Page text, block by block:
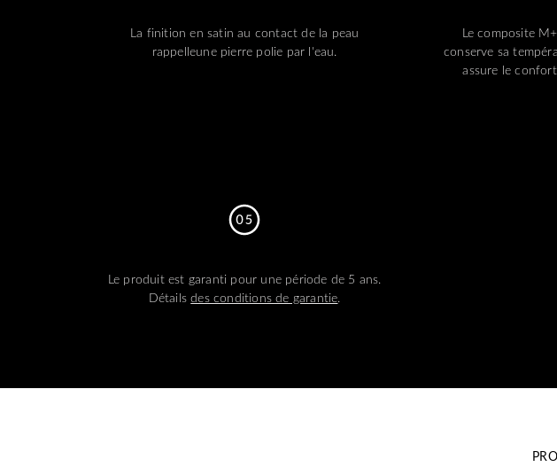
La finition en satin au contact de la peau
rappelleune pierre polie par l'eau.
Le composite
conserve sa
assure le
Le produit est garanti pour une période de 5 ans.
Détailsdes conditions de garantie.